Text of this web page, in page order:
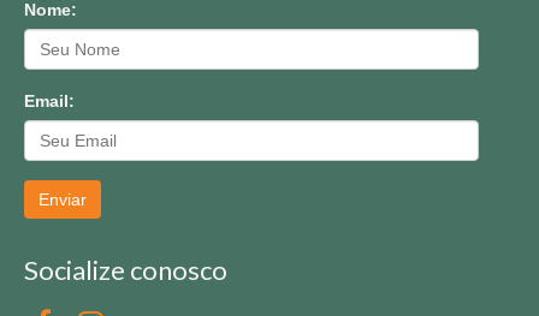
Nome:
Email:
Enviar
Socialize conosco